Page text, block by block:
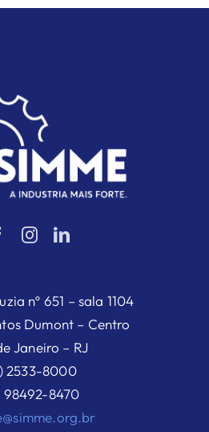
nº 651 – sala 1104
Dumont – Centro
Janeiro – RJ
2533-8000
98492-8470